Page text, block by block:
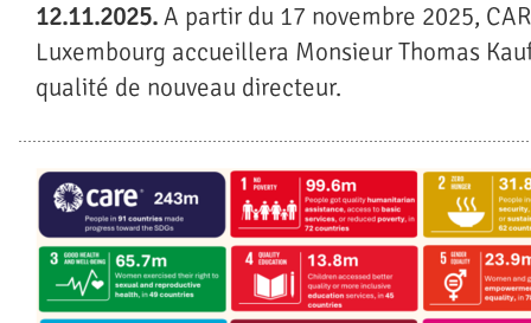
12.11.2025.A partir du 17 novembre 2025,
Luxembourg accueillera Monsieur Thomas
qualité de nouveau directeur.